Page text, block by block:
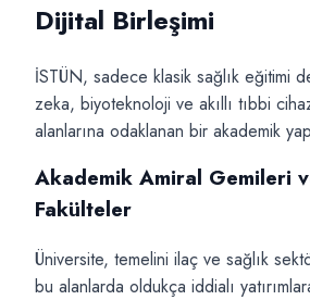
Dijital Birleşimi
İSTÜN, sadece klasik sağlık eğitimi
zeka, biyoteknoloji ve akıllı tıbbi
alanlarına odaklanan bir akademik
Akademik Amiral Gemileri
Fakülteler
Üniversite, temelini ilaç ve sağlık
bu alanlarda oldukça iddialı